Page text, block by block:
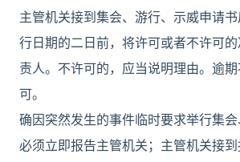
主管机关接到集会、游行、示威申请
行日期的二日前，将许可或者不许可
责人。不许可的，应当说明理由。逾
可。
确因突然发生的事件临时要求举行集会
必须立即报告主管机关；主管机关接